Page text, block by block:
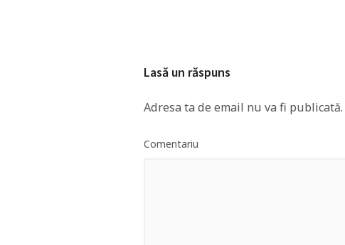
Lasă un răspuns
Adresa ta de email nu va fi publicată.
Comentariu